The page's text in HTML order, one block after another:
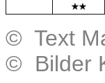
© Text
© Bilder